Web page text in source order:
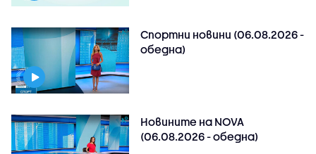
Спортни новини (06.08.2026 -
обедна)
Новините на NOVA
(06.08.2026 - обедна)